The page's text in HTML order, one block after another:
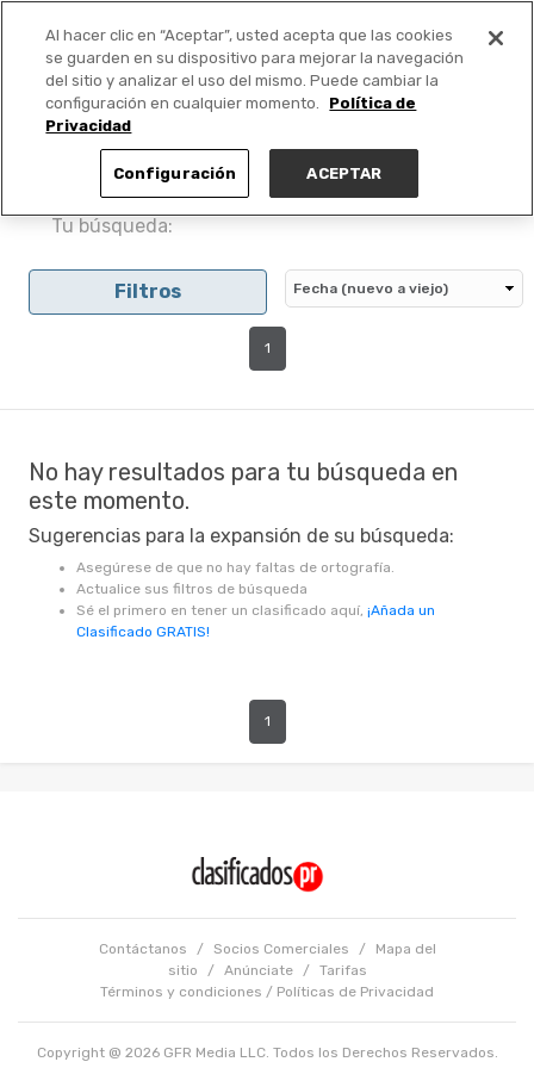
PUBLICA GRATIS +
Tu búsqueda:
Filtros
1
No hay resultados para tu búsqueda en
este momento.
Sugerencias para la expansión de su búsqueda:
Asegúrese de que no hay faltas de ortografía.
Actualice sus filtros de búsqueda
Sé el primero en tener un clasificado aquí, ¡Añada un
Clasificado GRATIS!
1
Contáctanos / Socios Comerciales /
Mapa del
sitio
/ Anúnciate /
Tarifas
Términos y condiciones / Políticas de Privacidad
Copyright @ 2026 GFR Media LLC. Todos los Derechos Reservados.
Al hacer clic en “Aceptar”, usted acepta que las cookies
se guarden en su dispositivo para mejorar la navegación
del sitio y analizar el uso del mismo. Puede cambiar la
configuración en cualquier momento.
Política de
Privacidad
Configuración ACEPTAR